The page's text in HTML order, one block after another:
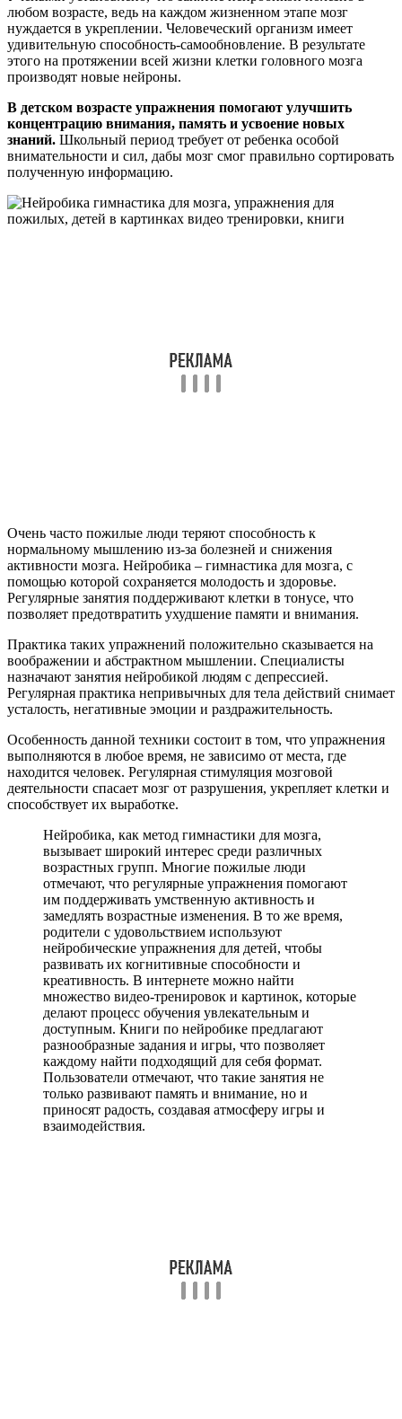
любом возрасте, ведь на каждом жизненном этапе мозг
нуждается в укреплении. Человеческий организм имеет
удивительную способность-самообновление. В результате
этого на протяжении всей жизни клетки головного мозга
производят новые нейроны.
В детском возрасте упражнения помогают улучшить
концентрацию внимания, память и усвоение новых
знаний. Школьный период требует от ребенка особой
внимательности и сил, дабы мозг смог правильно сортировать
полученную информацию.
Очень часто пожилые люди теряют способность к
нормальному мышлению из-за болезней и снижения
активности мозга. Нейробика – гимнастика для мозга, с
помощью которой сохраняется молодость и здоровье.
Регулярные занятия поддерживают клетки в тонусе, что
позволяет предотвратить ухудшение памяти и внимания.
Практика таких упражнений положительно сказывается на
воображении и абстрактном мышлении. Специалисты
назначают занятия нейробикой людям с депрессией.
Регулярная практика непривычных для тела действий снимает
усталость, негативные эмоции и раздражительность.
Особенность данной техники состоит в том, что упражнения
выполняются в любое время, не зависимо от места, где
находится человек. Регулярная стимуляция мозговой
деятельности спасает мозг от разрушения, укрепляет клетки и
способствует их выработке.
Нейробика, как метод гимнастики для мозга,
вызывает широкий интерес среди различных
возрастных групп. Многие пожилые люди
отмечают, что регулярные упражнения помогают
им поддерживать умственную активность и
замедлять возрастные изменения. В то же время,
родители с удовольствием используют
нейробические упражнения для детей, чтобы
развивать их когнитивные способности и
креативность. В интернете можно найти
множество видео-тренировок и картинок, которые
делают процесс обучения увлекательным и
доступным. Книги по нейробике предлагают
разнообразные задания и игры, что позволяет
каждому найти подходящий для себя формат.
Пользователи отмечают, что такие занятия не
только развивают память и внимание, но и
приносят радость, создавая атмосферу игры и
взаимодействия.